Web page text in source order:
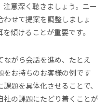
意深く聴きましょう。ニー
せて提案を調整しましょ
傾けることが重要です。
ながら会話を進め、たとえ
をお持ちのお客様の例です
題を具体化させることで、
社の課題にたどり着くことが